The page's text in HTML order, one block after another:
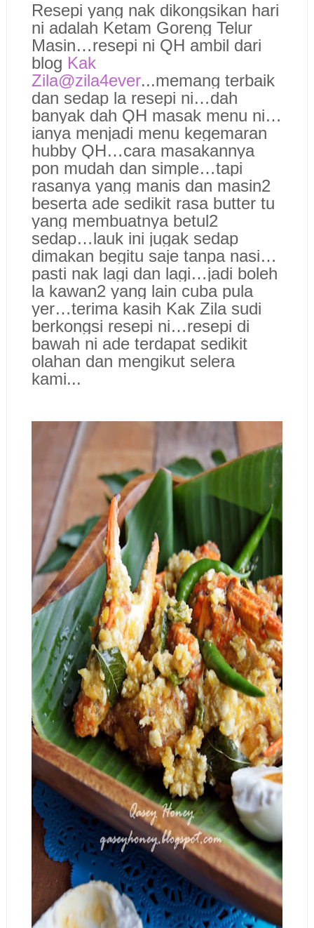
Resepi yang nak dikongsikan hari
ni adalah Ketam Goreng Telur
Masin…resepi ni QH ambil dari
blog Kak
Zila@zila4ever...memang terbaik
dan sedap la resepi ni…dah
banyak dah QH masak menu ni…
ianya menjadi menu kegemaran
hubby QH…cara masakannya
pon mudah dan simple…tapi
rasanya yang manis dan masin2
beserta ade sedikit rasa butter tu
yang membuatnya betul2
sedap…lauk ini jugak sedap
dimakan begitu saje tanpa nasi…
pasti nak lagi dan lagi…jadi boleh
la kawan2 yang lain cuba pula
yer…terima kasih Kak Zila sudi
berkongsi resepi ni…resepi di
bawah ni ade terdapat sedikit
olahan dan mengikut selera
kami...